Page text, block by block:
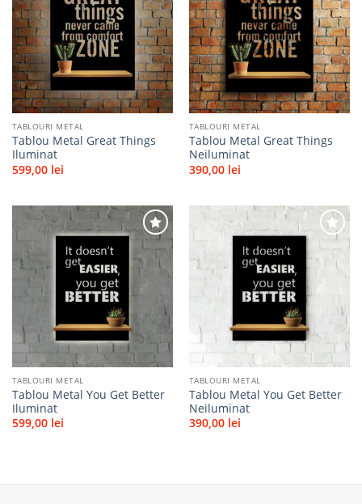
Adaugă
la
favorite
TABLOURI METAL
Tablou Metal Great Things
Iluminat
599,00 lei
Adaugă
la
favorite
TABLOURI METAL
Tablou Metal Great Things
Neiluminat
390,00 lei
la
favorite
TABLOURI METAL
Tablou Metal You Get Better
Iluminat
599,00 lei
la
favorite
TABLOURI METAL
Tablou Metal You Get Better
Neiluminat
390,00 lei